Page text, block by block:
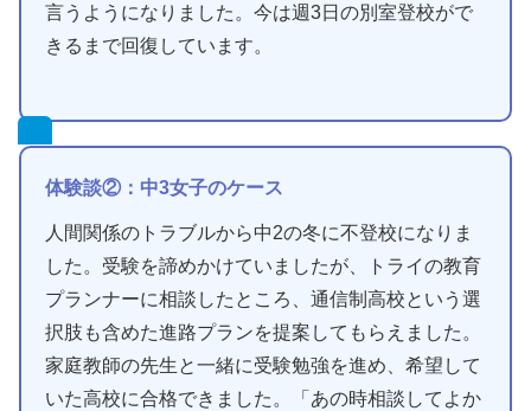
言うようになりました。今は週3日の別室登校がで
きるまで回復しています。
体験談②：中3女子のケース
人間関係のトラブルから中2の冬に不登校になりま
した。受験を諦めかけていましたが、トライの教育
プランナーに相談したところ、通信制高校という選
択肢も含めた進路プランを提案してもらえました。
家庭教師の先生と一緒に受験勉強を進め、希望して
いた高校に合格できました。「あの時相談してよか